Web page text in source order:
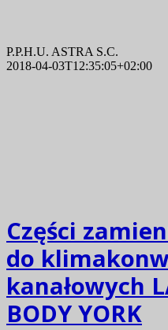
P.P.H.U. ASTRA S.C.
2018-04-03T12:35:05+02:00
Części
do
kanałowych
BODY YORK